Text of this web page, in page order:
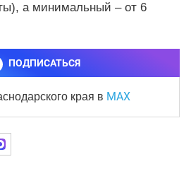
а минимальный – от 6
ПОДПИСАТЬСЯ
края в MAX